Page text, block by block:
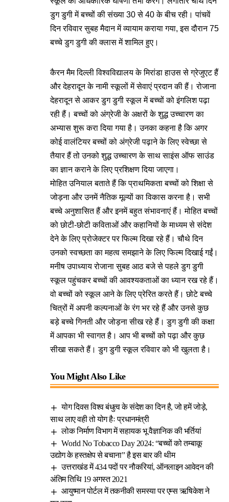
डुग डुगी में बच्चों की संख्या 30 से 40 के बीच रही। पांचवें
दिन रविवार सुबह मैदान में व्यायाम कराया गया, इस दौरान 75
बच्चे डुग डुगी की क्लास में शामिल हुए।
कैरन मैम दिल्ली विश्वविद्यालय के मिरांडा हाउस से ग्रेजुएट हैं
और देहरादून के नामी स्कूलों में सेवाएं प्रदान की हैं। रोजाना
देहरादून से आकर डुग डुगी स्कूल में बच्चों को इंगलिश पढ़ा
रही हैं। बच्चों को अंग्रेजी के अक्षरों के शुद्ध उच्चारण का
अभ्यास शुरू करा दिया गया है। उनका कहना है कि अगर
कोई वालंटियर बच्चों को अंग्रेजी पढ़ाने के लिए स्वेच्छा से
तैयार हैं तो उनको शुद्ध उच्चारण के साथ साइंस ऑफ साउंड
का ज्ञान कराने के लिए प्रशिक्षण दिया जाएगा।
मोहित उनियाल बताते हैं कि प्राथमिकता बच्चों को शिक्षा से
जोड़ना और उनमें नैतिक मूल्यों का विकास करना है। सभी
बच्चे अनुशासित हैं और इनमें बहुत संभावनाएं हैं। मोहित बच्चों
को छोटी-छोटी कविताओं और कहानियों के माध्यम से संदेश
देने के लिए प्रोजेक्टर पर फिल्म दिखा रहे हैं। चौथे दिन
उनको स्वच्छता का महत्व समझाने के लिए फिल्म दिखाई गईं।
मनीष उपाध्याय रोजाना सुबह आठ बजे से पहले डुग डुगी
स्कूल पहुंचकर बच्चों की आवश्यकताओं का ध्यान रख रहे हैं।
वो बच्चों को स्कूल आने के लिए प्रेरित करते हैं। छोटे बच्चे
चित्रों में अपनी कल्पनाओं के रंग भर रहे हैं और उनसे कुछ
बड़े बच्चे गिनती और जोड़ना सीख रहे हैं। डुग डुगी की कक्षा
में आपका भी स्वागत है। आप भी बच्चों को पढ़ा और कुछ
सीखा सकते हैं। डुग डुगी स्कूल रविवार को भी खुलता है।
You Might Also Like
योग दिवस विश्व बंधुत्व के संदेश का दिन है, जो हमें जोड़े,
साथ लाए वही तो योग हैः प्रधानमंत्री
लोक निर्माण विभाग में सहायक भू वैज्ञानिक की भर्तियां
World No Tobacco Day 2024: “बच्चों को तम्बाकू
उद्योग के हस्तक्षेप से बचाना” है इस बार की थीम
उत्तराखंड में 434 पदों पर नौकरियां, ऑनलाइन आवेदन की
अंतिम तिथि 19 अगस्त 2021
आयुष्मान पोर्टल में तकनीकी समस्या पर एम्स ऋषिकेश ने